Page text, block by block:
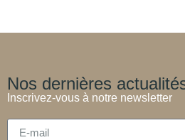
Nos dernières
Inscrivez-vous à notre newsletter